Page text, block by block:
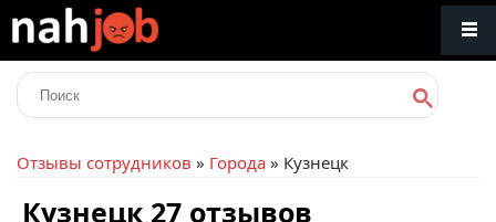
Отзывы сотрудников » Города » Кузнецк
Кузнецк 27 отзывов